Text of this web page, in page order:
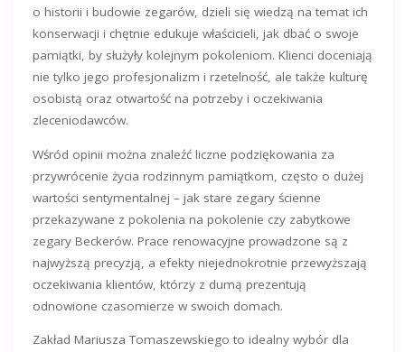
o historii i budowie zegarów, dzieli się wiedzą na temat ich
konserwacji i chętnie edukuje właścicieli, jak dbać o swoje
pamiątki, by służyły kolejnym pokoleniom. Klienci doceniają
nie tylko jego profesjonalizm i rzetelność, ale także kulturę
osobistą oraz otwartość na potrzeby i oczekiwania
zleceniodawców.
Wśród opinii można znaleźć liczne podziękowania za
przywrócenie życia rodzinnym pamiątkom, często o dużej
wartości sentymentalnej – jak stare zegary ścienne
przekazywane z pokolenia na pokolenie czy zabytkowe
zegary Beckerów. Prace renowacyjne prowadzone są z
najwyższą precyzją, a efekty niejednokrotnie przewyższają
oczekiwania klientów, którzy z dumą prezentują
odnowione czasomierze w swoich domach.
Zakład Mariusza Tomaszewskiego to idealny wybór dla